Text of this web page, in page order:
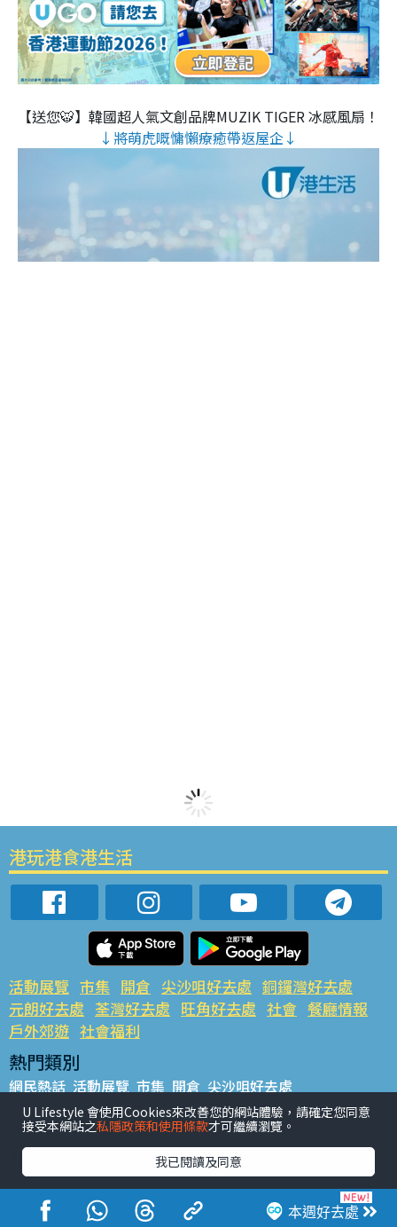
【送您🐯】韓國超人氣文創品牌MUZIK TIGER 冰感風扇！
↓將萌虎嘅慵懶療癒帶返屋企↓
本週好去處
港玩港食港生活
活動展覽 市集 開倉 尖沙咀好去處 銅鑼灣好去處
元朗好去處 荃灣好去處 旺角好去處 社會 餐廳情報
戶外郊遊 社會福利
熱門類別
網民熱話 活動展覽 市集 開倉 尖沙咀好去處
銅鑼灣好去處 元朗好去處 荃灣好去處 旺角好去處 社會
餐廳情報 戶外郊遊
熱門標籤
#UGO搵好去處 #人氣活動推介 #美食社群熱話
#親子玩樂好去處
#ULifestyle應用程式
#限時搶
U Lifestyle 會使用Cookies來改善您的網站體驗，請確定您同意
接受本網站之私隱政策和使用條款才可繼續瀏覽。
我已閱讀及同意